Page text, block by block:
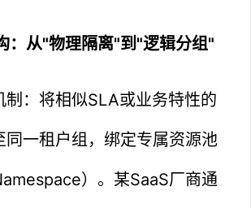
：从"物理隔离"到"逻辑分组"
制：将相似SLA或业务特性的
同一租户组，绑定专属资源池
）。某SaaS厂商通